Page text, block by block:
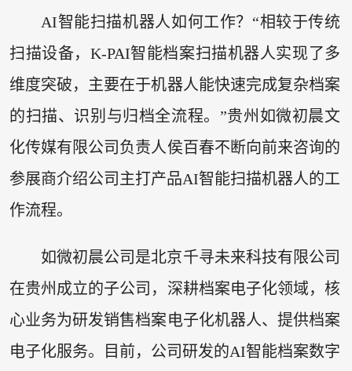
AI智能扫描机器人如何工作？“相较于传统
扫描设备，K-PAI智能档案扫描机器人实现了多
维度突破，主要在于机器人能快速完成复杂档案
的扫描、识别与归档全流程。”贵州如微初晨文
化传媒有限公司负责人侯百春不断向前来咨询的
参展商介绍公司主打产品AI智能扫描机器人的工
作流程。
如微初晨公司是北京千寻未来科技有限公司
在贵州成立的子公司，深耕档案电子化领域，核
心业务为研发销售档案电子化机器人、提供档案
电子化服务。目前，公司研发的AI智能档案数字